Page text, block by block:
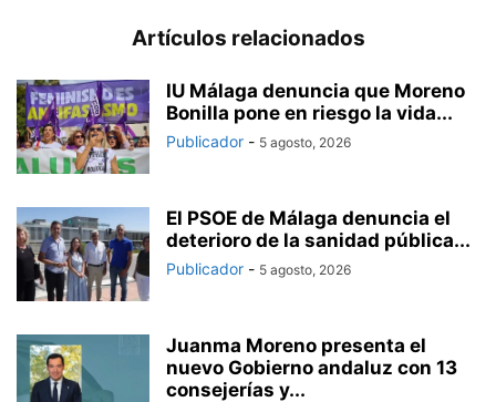
Artículos relacionados
IU Málaga denuncia que Moreno
Bonilla pone en riesgo la vida...
Publicador - 5 agosto, 2026
El PSOE de Málaga denuncia el
deterioro de la sanidad pública...
Publicador - 5 agosto, 2026
Juanma Moreno presenta el
nuevo Gobierno andaluz con 13
consejerías y...